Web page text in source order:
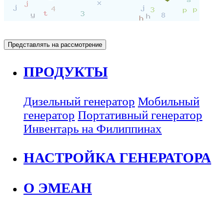
ПРОДУКТЫ
Дизельный генератор Мобильный
генератор Портативный генератор
Инвентарь на Филиппинах
НАСТРОЙКА ГЕНЕРАТОРА
О ЭМЕАН